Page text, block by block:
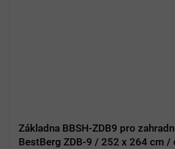
Základna BBSH-ZDB9 pro
BestBerg ZDB-9 / 252 x 264 cm /